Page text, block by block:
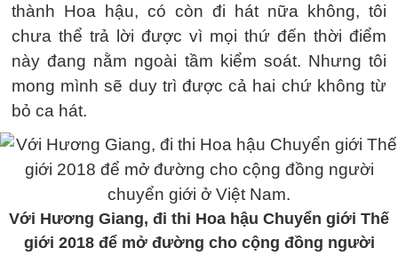
thành Hoa hậu, có còn đi hát nữa không, tôi
chưa thể trả lời được vì mọi thứ đến thời điểm
này đang nằm ngoài tầm kiểm soát. Nhưng tôi
mong mình sẽ duy trì được cả hai chứ không từ
bỏ ca hát.
Với Hương Giang, đi thi Hoa hậu Chuyển giới Thế
giới 2018 để mở đường cho cộng đồng người